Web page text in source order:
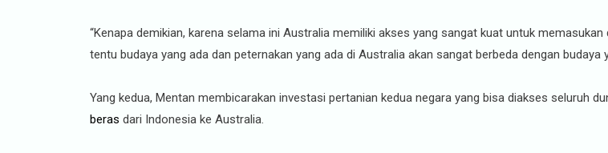
“Kenapa demikian, karena selama ini Australia memiliki akses yang sangat kuat untuk
tentu budaya yang ada dan peternakan yang ada di Australia akan sangat berbeda dengan budaya
Yang kedua, Mentan membicarakan investasi pertanian kedua negara yang bisa diakses seluruh
beras dari Indonesia ke Australia.